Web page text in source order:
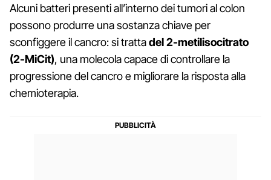
Alcuni batteri presenti all’interno dei tumori al colon
possono produrre una sostanza chiave per
sconfiggere il cancro: si trattadel 2-metilisocitrato
(2-MiCit), una molecola capace di controllare la
progressione del cancro e migliorare la risposta alla
chemioterapia.